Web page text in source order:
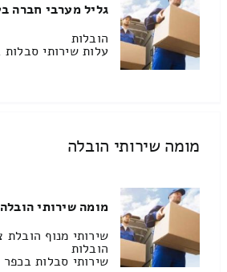
גליל מערבי חברה
הובלות
עלות שירותי
מומה שירותי הובלה
מומה שירותי הובלה
שירותי מנוף הובלת
הובלות
שירותי סבלות